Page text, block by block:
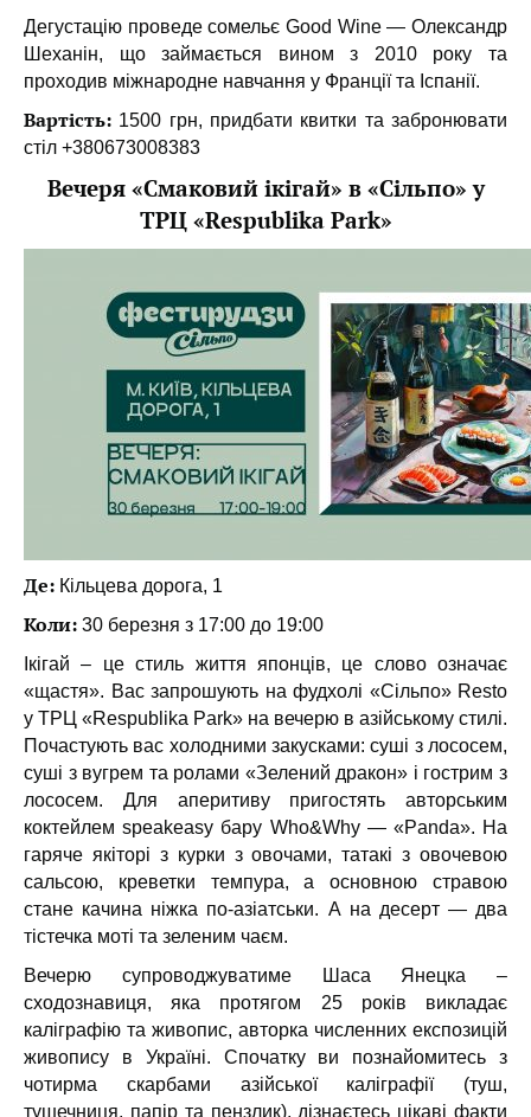
Дегустацію проведе сомельє Good Wine — Олександр
Шеханін, що займається вином з 2010 року та
проходив міжнародне навчання у Франції та Іспанії.
Вартість: 1500 грн, придбати квитки та забронювати
стіл +380673008383
Вечеря «Смаковий ікігай» в «Сільпо» у
ТРЦ «Respublika Park»
Де: Кільцева дорога, 1
Коли: 30 березня з 17:00 до 19:00
Ікігай – це стиль життя японців, це слово означає
«щастя». Вас запрошують на фудхолі «Сільпо» Resto
у ТРЦ «Respublika Park» на вечерю в азійському стилі.
Почастують вас холодними закусками: суші з лососем,
суші з вугрем та ролами «Зелений дракон» і гострим з
лососем. Для аперитиву пригостять авторським
коктейлем speakeasy бару Who&Why — «Panda». На
гаряче якіторі з курки з овочами, татакі з овочевою
сальсою, креветки темпура, а основною стравою
стане качина ніжка по-азіатськи. А на десерт — два
тістечка моті та зеленим чаєм.
Вечерю супроводжуватиме Шаса Янецка –
сходознавиця, яка протягом 25 років викладає
каліграфію та живопис, авторка численних експозицій
живопису в Україні. Спочатку ви познайомитесь з
чотирма скарбами азійської каліграфії (туш,
тушечниця, папір та пензлик), дізнаєтесь цікаві факти